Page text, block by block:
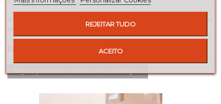
cm.
Além disso, você pode comprar esta mesa de cabeceira em
uma ampla variedade de diferentes acabamentos.
Seja o primeiro a fazer uma avaliação!
REJEITAR TUDO
ACEITO